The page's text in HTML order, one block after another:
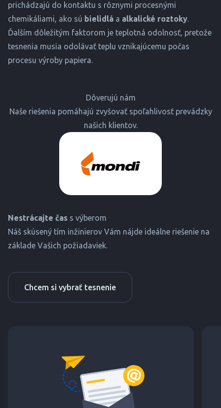
prichádzajú do kontaktu s rôznymi procesnými
chemikáliami, ako sú bielidlá a alkalické roztoky.
Ďalším dôležitým faktorom je teplotná odolnosť, pretože
tesnenia musia odolávať teplu vznikajúcemu počas
procesu výroby papiera.
Dôverujú nám
Naše riešenia pomáhajú zvyšovať spoľahlivosť prevádzky
našich klientov.
Nestrácajte čas s výberom
Náš skúsený tím inžinierov Vám nájde ideálne riešenie na
základe Vašich požiadaviek.
Chcem si vybrať tesnenie